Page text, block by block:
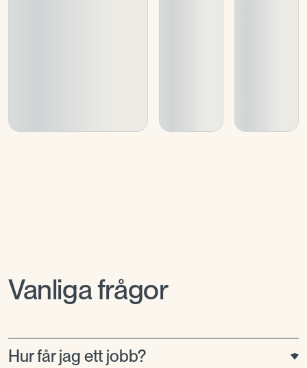
Vanliga frågor
Hur får jag ett jobb?